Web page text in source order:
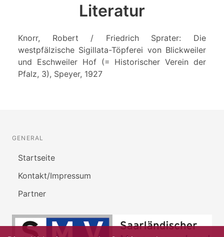
Literatur
Knorr, Robert / Friedrich Sprater: Die
westpfälzische Sigillata-Töpferei von Blickweiler
und Eschweiler Hof (= Historischer Verein der
Pfalz, 3), Speyer, 1927
GENERAL
Startseite
Kontakt/Impressum
Partner